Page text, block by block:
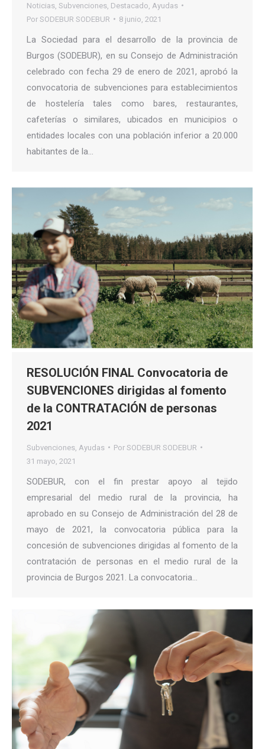
Noticias Subvenciones Destacado Ayudas
Por SODEBUR SODEBUR 8 junio, 2021
La Sociedad para el desarrollo de la provincia de
Burgos (SODEBUR), en su Consejo de Administración
celebrado con fecha 29 de enero de 2021, aprobó la
convocatoria de subvenciones para establecimientos
de hostelería tales como bares, restaurantes,
cafeterías o similares, ubicados en municipios o
entidades locales con una población inferior a 20.000
habitantes de la…
RESOLUCIÓN FINAL Convocatoria de
SUBVENCIONES dirigidas al fomento
de la CONTRATACIÓN de personas
2021
Subvenciones Ayudas Por SODEBUR SODEBUR
31 mayo, 2021
SODEBUR, con el fin prestar apoyo al tejido
empresarial del medio rural de la provincia, ha
aprobado en su Consejo de Administración del 28 de
mayo de 2021, la convocatoria pública para la
concesión de subvenciones dirigidas al fomento de la
contratación de personas en el medio rural de la
provincia de Burgos 2021. La convocatoria…